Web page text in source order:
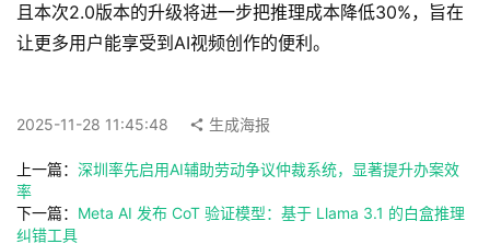
A
具
A
且本次2.0版本的升级将进一步把推理成本降低30%，旨在
让更多用户能享受到AI视频创作的便利。
2025-11-28 11:45:48 生成海报
上一篇： 深圳率先启用AI辅助劳动争议仲裁系统，显著提升办案效
率
下一篇： Meta AI 发布 CoT 验证模型：基于 Llama 3.1 的白盒推理
纠错工具